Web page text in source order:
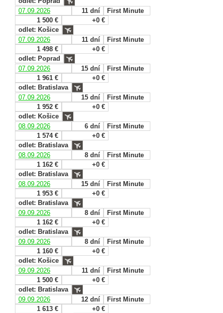
07.09.2026
11 dní
First Minute
1 500 €
+0 €
odlet: Košice
07.09.2026
11 dní
First Minute
1 498 €
+0 €
odlet: Poprad
07.09.2026
15 dní
First Minute
1 961 €
+0 €
odlet: Bratislava
07.09.2026
15 dní
First Minute
1 952 €
+0 €
odlet: Košice
08.09.2026
6 dní
First Minute
1 574 €
+0 €
odlet: Bratislava
08.09.2026
8 dní
First Minute
1 162 €
+0 €
odlet: Bratislava
08.09.2026
15 dní
First Minute
1 953 €
+0 €
odlet: Bratislava
09.09.2026
8 dní
First Minute
1 162 €
+0 €
odlet: Bratislava
09.09.2026
8 dní
First Minute
1 160 €
+0 €
odlet: Košice
09.09.2026
11 dní
First Minute
1 500 €
+0 €
odlet: Bratislava
09.09.2026
12 dní
First Minute
1 613 €
+0 €